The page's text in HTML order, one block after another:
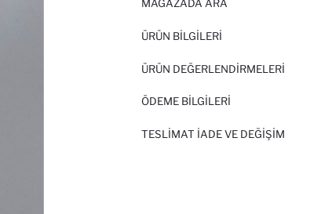
MAĞAZADA ARA
ÜRÜN BILGILERI
ÜRÜN DEĞERLENDİRMELERİ
ÖDEME BİLGİLERİ
TESLIMAT İADE VE DEĞIŞIM